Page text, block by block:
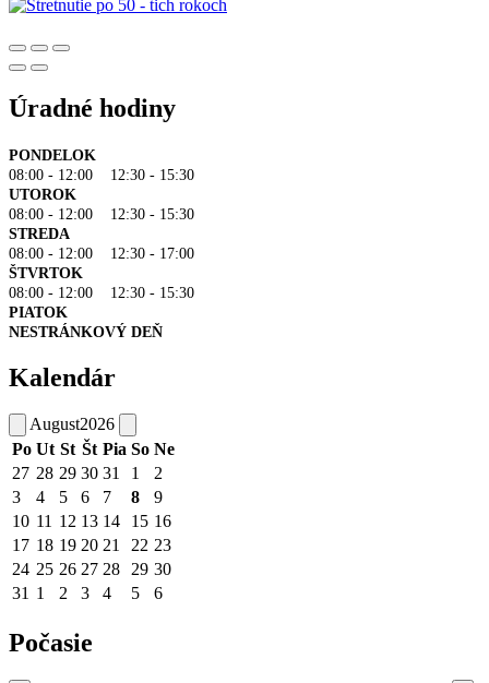
Úradné hodiny
PONDELOK
08:00 - 12:00 12:30 - 15:30
UTOROK
08:00 - 12:00 12:30 - 15:30
STREDA
08:00 - 12:00 12:30 - 17:00
ŠTVRTOK
08:00 - 12:00 12:30 - 15:30
PIATOK
NESTRÁNKOVÝ DEŇ
Kalendár
August2026
Po Ut St Št Pia So Ne
27 28 29 30 31 1
2
3
4 5 6 7 8
9
10 11 12 13 14 15 16
17 18 19 20 21 22 23
24 25 26 27 28 29 30
31 1 2 3 4 5 6
Počasie